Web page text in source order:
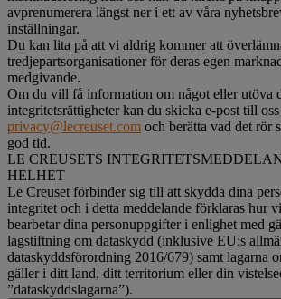
avprenumerera längst ner i ett av våra
inställningar.
Du kan lita på att vi aldrig kommer att
tredjepartsorganisationer för deras egen
medgivande.
Om du vill få information om något eller utöva
integritetsrättigheter kan du skicka e-post till oss
privacy@lecreuset.com och berätta vad det rör
god tid.
LE CREUSETS
HELHET
Le Creuset förbinder sig till att skydda dina
integritet och i detta meddelande förklaras hur
bearbetar dina personuppgifter i enlighet med
lagstiftning om dataskydd (inklusive EU:s
dataskyddsförordning 2016/679) samt lagarna
gäller i ditt land, ditt territorium eller din
”dataskyddslagarna”).